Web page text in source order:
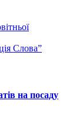
Слова”
на посаду